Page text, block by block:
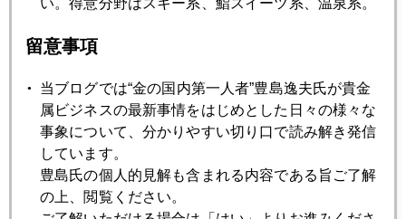
い。得意分野はスキー系、鮨スイーツ系、温泉系。
留意事項
当ブログでは“金の国内第一人者”豊島逸夫氏が貴金
属ビジネスの最新事情をはじめとした日々の様々な
事象について、分かりやすい切り口で読み解き発信
しています。
豊島氏の個人的見解も含まれる内容である旨ご了解
の上、閲覧ください。